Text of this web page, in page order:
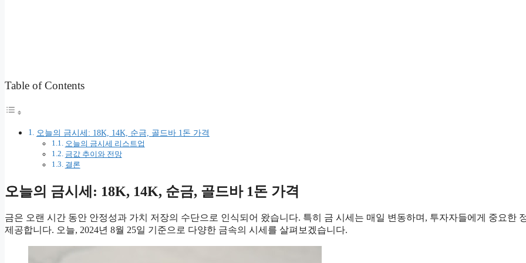
Table of Contents
오늘의 금시세: 18K, 14K, 순금, 골드바 1돈 가격
오늘의 금시세 리스트업
금값 추이와 전망
결론
오늘의 금시세: 18K, 14K, 순금, 골드바 1돈 가격
금은 오랜 시간 동안 안정성과 가치 저장의 수단으로 인식되어 왔습니다. 특히 금 시세는 매일 변동하며, 투자자들에게 중요한
제공합니다. 오늘, 2024년 8월 25일 기준으로 다양한 금속의 시세를 살펴보겠습니다.